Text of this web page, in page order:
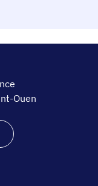
Ouen
fenêtre)
(nouvelle fenêtre)
(nouvelle fenêtre)
(nouvelle fenêtre)